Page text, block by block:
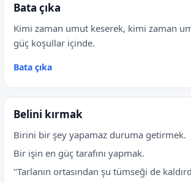
Bata çıka
Kimi zaman umut keserek, kimi zaman
güç koşullar içinde.
Bata çıka
Belini kırmak
Birini bir şey yapamaz duruma getirmek.
Bir işin en güç tarafını yapmak.
"Tarlanın ortasından şu tümseği de